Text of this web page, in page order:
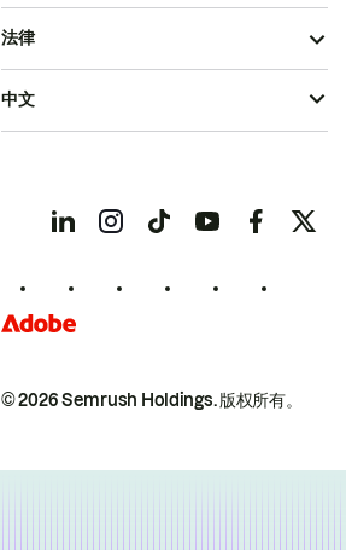
© 2026 Semrush Holdings.版权所有。
法律
中文